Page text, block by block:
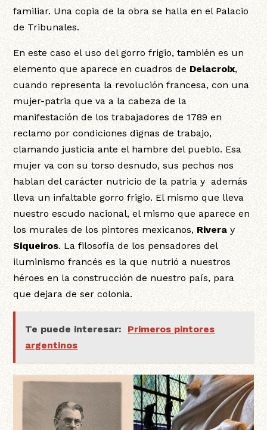
familiar. Una copia de la obra se halla en el Palacio
de Tribunales.
En este caso el uso del gorro frigio, también es un
elemento que aparece en cuadros de Delacroix,
cuando representa la revolución francesa, con una
mujer-patria que va a la cabeza de la
manifestación de los trabajadores de 1789 en
reclamo por condiciones dignas de trabajo,
clamando justicia ante el hambre del pueblo. Esa
mujer va con su torso desnudo, sus pechos nos
hablan del carácter nutricio de la patria y además
lleva un infaltable gorro frigio. El mismo que lleva
nuestro escudo nacional, el mismo que aparece en
los murales de los pintores mexicanos, Riveray
Siqueiros. La filosofía de los pensadores del
iluminismo francés es la que nutrió a nuestros
héroes en la construcción de nuestro país, para
que dejara de ser colonia.
Te puede interesar:
Primeros pintores
argentinos